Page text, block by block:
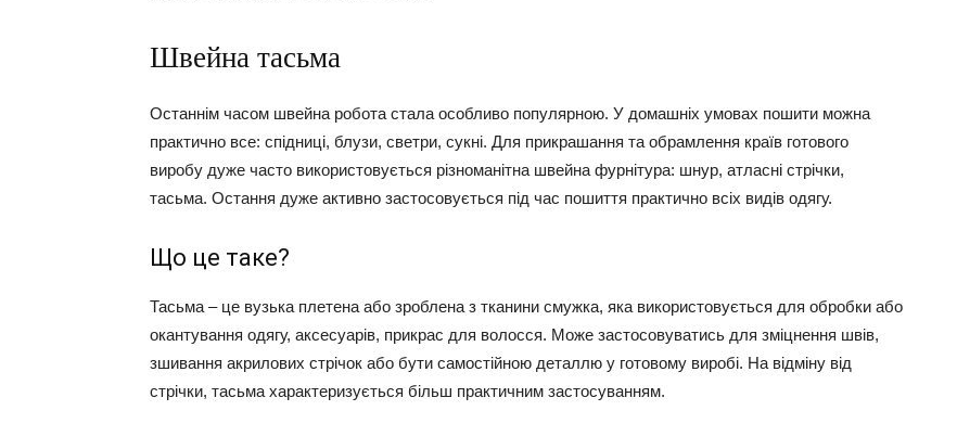
Швейна тасьма
Останнім часом швейна робота стала особливо популярною. У домашніх умовах пошити можна
практично все: спідниці, блузи, светри, сукні. Для прикрашання та обрамлення країв готового
виробу дуже часто використовується різноманітна швейна фурнітура: шнур, атласні стрічки,
тасьма. Остання дуже активно застосовується під час пошиття практично всіх видів одягу.
Що це таке?
Тасьма – це вузька плетена або зроблена з тканини смужка, яка використовується для обробки або
окантування одягу, аксесуарів, прикрас для волосся. Може застосовуватись для зміцнення швів,
зшивання акрилових стрічок або бути самостійною деталлю у готовому виробі. На відміну від
стрічки, тасьма характеризується більш практичним застосуванням.